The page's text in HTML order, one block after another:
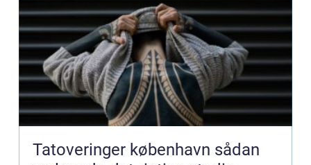
Tatoveringer københavn sådan